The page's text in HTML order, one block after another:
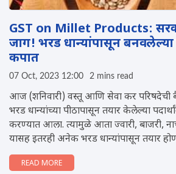
GST on Millet Products:
जाग! भरड धान्यांपासून बनवलेल्या
कपात
07 Oct, 2023 12:00 2 mins read
आज (शनिवारी) वस्तू आणि सेवा कर परिषदेची
भरड धान्यांच्या पीठापासून तयार केलेल्या
करण्यात आला. त्यामुळे आता ज्वारी, बाजरी,
यासह इतरही अनेक भरड धान्यांपासून तयार
READ MORE